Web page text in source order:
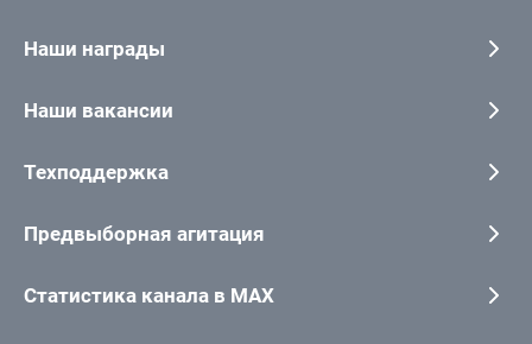
Наши награды
Наши вакансии
Техподдержка
Предвыборная агитация
Статистика канала в MAX